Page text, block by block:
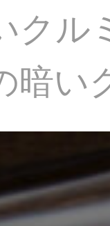
クル
暗い